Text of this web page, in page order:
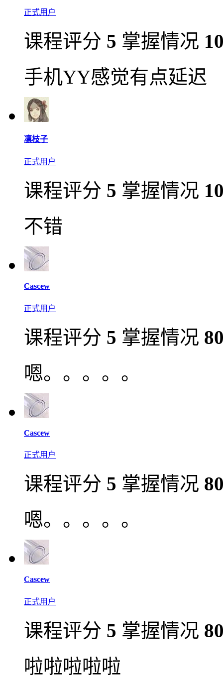
正式用户
课程评分 5 掌握情况
手机YY感觉有点延迟
凛枝子
正式用户
课程评分 5 掌握情况
不错
Cascew
正式用户
课程评分 5 掌握情况
嗯。。。。。
Cascew
正式用户
课程评分 5 掌握情况
嗯。。。。。
Cascew
正式用户
课程评分 5 掌握情况
啦啦啦啦啦